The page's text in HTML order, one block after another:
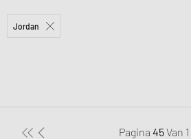
Jordan
Pagina 45Van 1